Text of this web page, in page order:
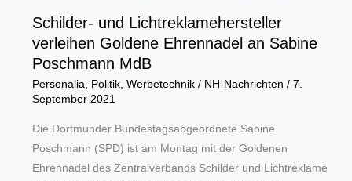
Schilder- und Lichtreklamehersteller
verleihen Goldene Ehrennadel an Sabine
Poschmann MdB
Personalia, Politik, Werbetechnik/ NH-Nachrichten / 7.
September 2021
Die Dortmunder Bundestagsabgeordnete Sabine
Poschmann (SPD) ist am Montag mit der Goldenen
Ehrennadel des Zentralverbands Schilder und Lichtreklame